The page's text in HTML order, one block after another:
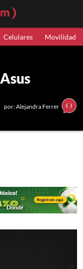
Celulares Movilidad
por: Alejandra Ferrer